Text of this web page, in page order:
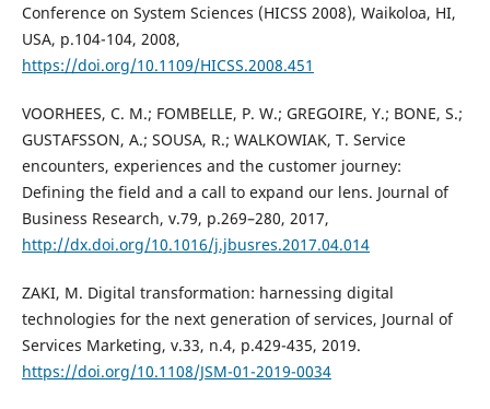
Conference on System Sciences (HICSS 2008), Waikoloa, HI,
USA, p.104-104, 2008,
https://doi.org/10.1109/HICSS.2008.451
VOORHEES, C. M.; FOMBELLE, P. W.; GREGOIRE, Y.; BONE, S.;
GUSTAFSSON, A.; SOUSA, R.; WALKOWIAK, T. Service
encounters, experiences and the customer journey:
Defining the field and a call to expand our lens. Journal of
Business Research, v.79, p.269–280, 2017,
http://dx.doi.org/10.1016/j.jbusres.2017.04.014
ZAKI, M. Digital transformation: harnessing digital
technologies for the next generation of services, Journal of
Services Marketing, v.33, n.4, p.429-435, 2019.
https://doi.org/10.1108/JSM-01-2019-0034